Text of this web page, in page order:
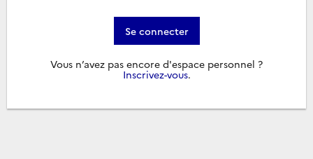
Se connecter
Vous n’avez pas encore d'espace personnel ?
Inscrivez-vous.